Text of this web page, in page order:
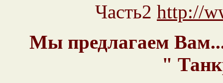
Часть2 http://
Мы предлагаем
"